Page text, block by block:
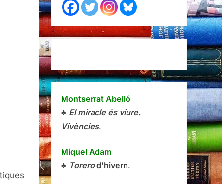
Montserrat Abelló
♣ El miracle és viure.
Vivències.
Miquel Adam
♣ Torerod’hivern.